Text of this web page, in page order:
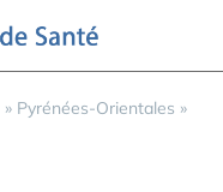
» Pyrénées-Orientales »